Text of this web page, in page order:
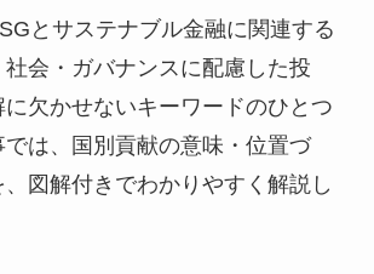
とサステナブル金融に関連する
会・ガバナンスに配慮した投
欠かせないキーワードのひとつ
は、国別貢献の意味・位置づ
図解付きでわかりやすく解説し